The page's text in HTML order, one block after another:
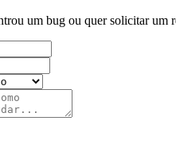
um bug ou quer solicitar um